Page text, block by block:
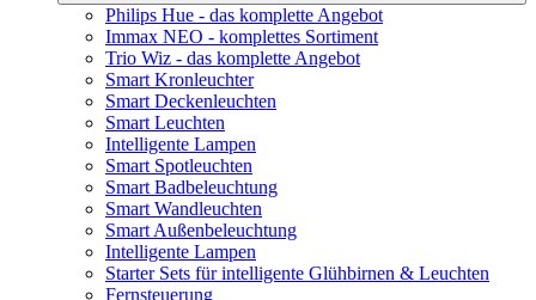
Philips Hue - das komplette Angebot
Immax NEO - komplettes Sortiment
Trio Wiz - das komplette Angebot
Smart Kronleuchter
Smart Deckenleuchten
Smart Leuchten
Intelligente Lampen
Smart Spotleuchten
Smart Badbeleuchtung
Smart Wandleuchten
Smart Außenbeleuchtung
Intelligente Lampen
Starter Sets für intelligente Glühbirnen & Leuchten
Fernsteuerung